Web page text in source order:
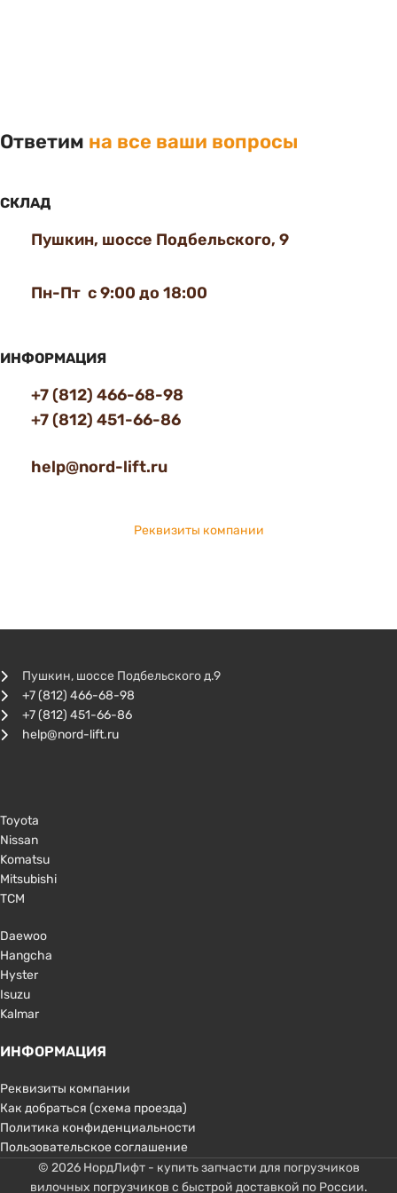
Ответим на все ваши вопросы
СКЛАД
Пушкин, шоссе Подбельского, 9
Пн-Пт с 9:00 до 18:00
ИНФОРМАЦИЯ
+7 (812) 466-68-98
+7 (812) 451-66-86
help@nord-lift.ru
Реквизиты компании
Пушкин, шоссе Подбельского д.9
+7 (812) 466-68-98
+7 (812) 451-66-86
help@nord-lift.ru
Toyota
Nissan
Komatsu
Mitsubishi
TCM
Daewoo
Hangcha
Hyster
Isuzu
Kalmar
ИНФОРМАЦИЯ
Реквизиты компании
Как добраться (схема проезда)
Политика конфиденциальности
Пользовательское соглашение
© 2026 НордЛифт - купить запчасти для погрузчиков
вилочных погрузчиков с быстрой доставкой по России.